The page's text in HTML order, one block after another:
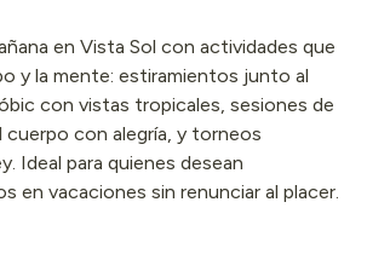
en Vista Sol con actividades que
y la mente: estiramientos junto al
con vistas tropicales, sesiones de
cuerpo con alegría, y torneos
Ideal para quienes desean
en vacaciones sin renunciar al placer.